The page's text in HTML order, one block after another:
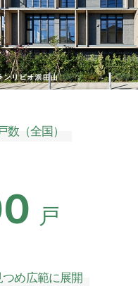
数（全国）
戸
め広範に展開